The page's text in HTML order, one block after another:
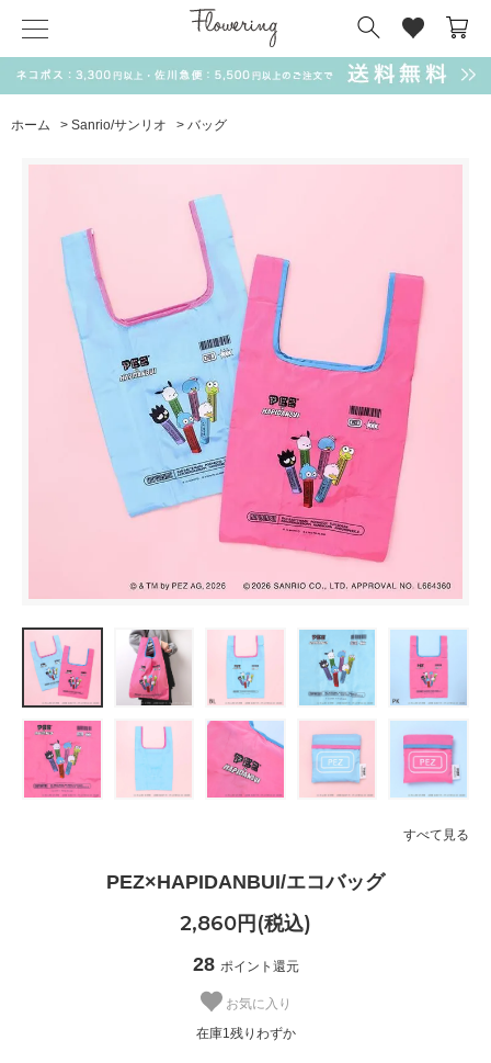
ホーム > Sanrio/サンリオ > バッグ
すべて見る
PEZ×HAPIDANBUI/エコバッグ
2,860円(税込)
28 ポイント還元
お気に入り
在庫1残りわずか
気化冷却スカーフ matsui サンリオ キーポーチ
MAGUFIT チャーム
SALE